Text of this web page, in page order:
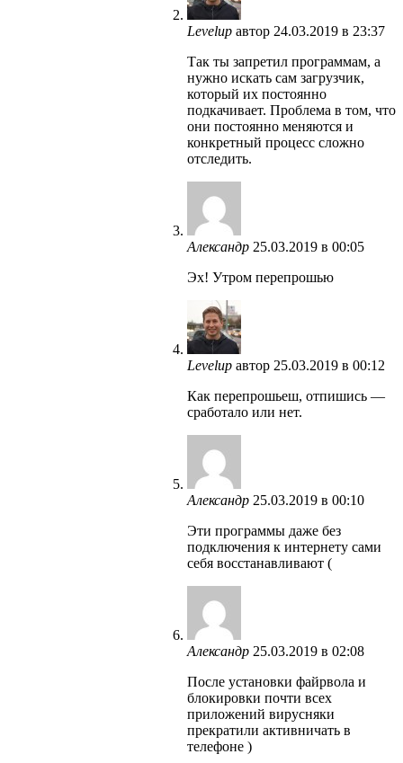
Levelup автор 24.03.2019 в 23:37
Так ты запретил программам, а
нужно искать сам загрузчик,
который их постоянно
подкачивает. Проблема в том, что
они постоянно меняются и
конкретный процесс сложно
отследить.
Александр 25.03.2019 в 00:05
Эх! Утром перепрошью
Levelup автор 25.03.2019 в 00:12
Как перепрошьеш, отпишись —
сработало или нет.
Александр 25.03.2019 в 00:10
Эти программы даже без
подключения к интернету сами
себя восстанавливают (
Александр 25.03.2019 в 02:08
После установки файрвола и
блокировки почти всех
приложений вирусняки
прекратили активничать в
телефоне )